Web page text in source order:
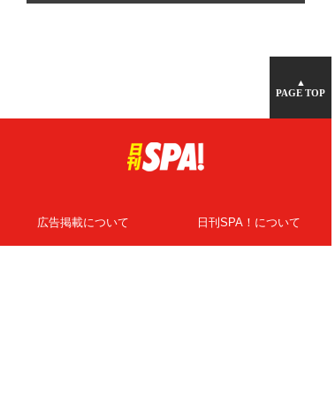
▲
PAGE TOP
広告掲載について 日刊SPA！について